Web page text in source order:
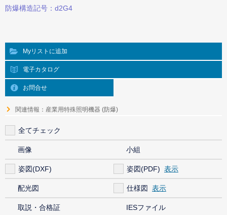
防爆構造記号：d2G4
Myリストに追加
電子カタログ
お問合せ
関連情報：産業用特殊照明機器 (防爆)
全てチェック
画像 小組
姿図(DXF) 姿図(PDF)
配光図 仕様図
取説・合格証 IESファイル